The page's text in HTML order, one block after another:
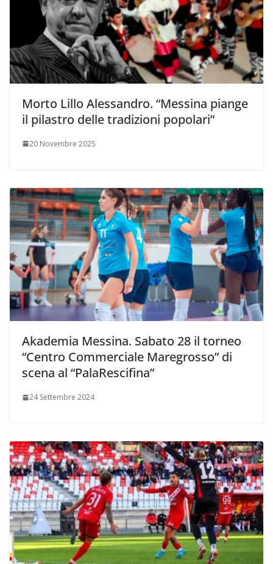
Morto Lillo Alessandro. “Messina piange
il pilastro delle tradizioni popolari”
20 Novembre 2025
Akademia Messina. Sabato 28 il torneo
“Centro Commerciale Maregrosso” di
scena al “PalaRescifina”
24 Settembre 2024